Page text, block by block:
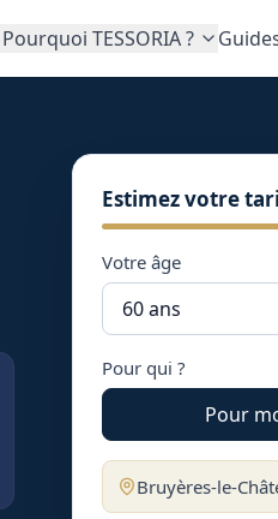
Pourquoi TESSORIA ?
Estimez votre
Votre âge
Pour qui ?
Pour
Bruyères-le-